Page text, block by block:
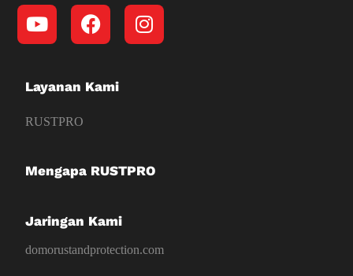
Layanan Kami
RUSTPRO
Mengapa RUSTPRO
Jaringan Kami
domorustandprotection.com